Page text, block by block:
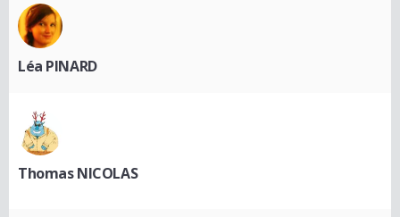
Léa PINARD
Thomas NICOLAS